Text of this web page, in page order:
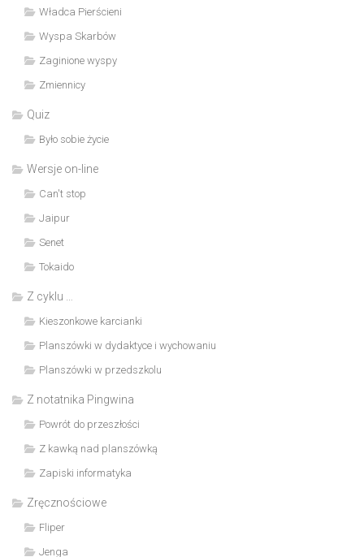
Władca Pierścieni
Wyspa Skarbów
Zaginione wyspy
Zmiennicy
Quiz
Było sobie życie
Wersje on-line
Can't stop
Jaipur
Senet
Tokaido
Z cyklu …
Kieszonkowe karcianki
Planszówki w dydaktyce i wychowaniu
Planszówki w przedszkolu
Z notatnika Pingwina
Powrót do przeszłości
Z kawką nad planszówką
Zapiski informatyka
Zręcznościowe
Fliper
Jenga